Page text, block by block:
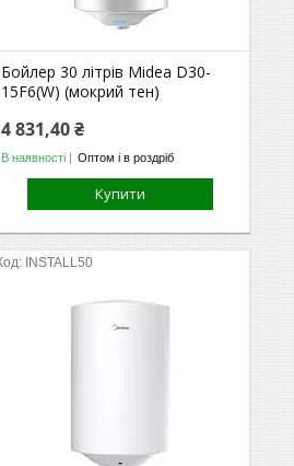
Бойлер 30 літрів Midea D30-
15F6(W) (мокрий тен)
4 831,40 ₴
В наявності Оптом і в роздріб
Купити
INSTALL50